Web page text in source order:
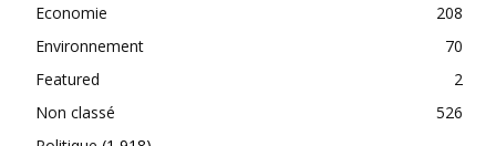
Economie
208
Environnement
70
Featured
2
Non classé
526